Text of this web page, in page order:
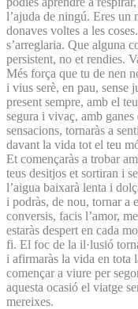
l’ajuda de ningú. Eres
donaves voltes a les
s’arreglaria. Que alguna
persistent, no et rendies.
Més força que tu de nen
i vius serè, en pau, sense
present sempre, amb el
segura i vivaç, amb ganes
sensacions, tornaràs a
davant la vida tot el teu
Et començaràs a trobar
teus desitjos et sortiran i
l’aigua baixarà lenta i
i podràs, de nou, tornar a
conversis, facis l’amor,
estaràs despert en cada
fi. El foc de la il·lusió
i afirmaràs la vida en tota
començar a viure per
aquesta ocasió el viatge
mereixes.